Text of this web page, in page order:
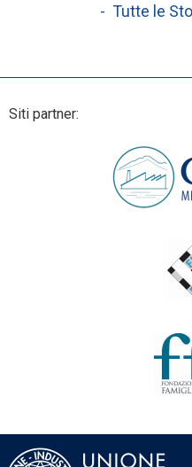
- Tutte le
Siti partner: